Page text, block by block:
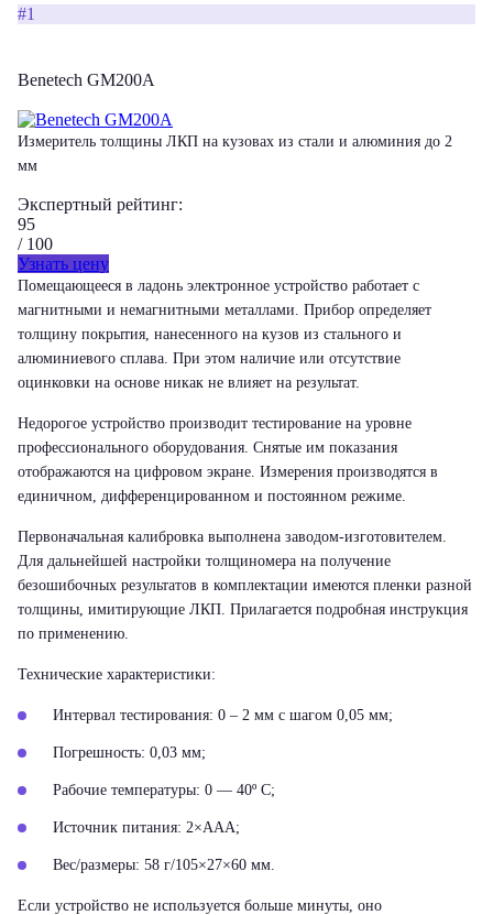
#1
Benetech GM200A
Измеритель толщины ЛКП на кузовах из стали и алюминия до 2
мм
Экспертный рейтинг:
95
/ 100
Узнать цену
Помещающееся в ладонь электронное устройство работает с
магнитными и немагнитными металлами. Прибор определяет
толщину покрытия, нанесенного на кузов из стального и
алюминиевого сплава. При этом наличие или отсутствие
оцинковки на основе никак не влияет на результат.
Недорогое устройство производит тестирование на уровне
профессионального оборудования. Снятые им показания
отображаются на цифровом экране. Измерения производятся в
единичном, дифференцированном и постоянном режиме.
Первоначальная калибровка выполнена заводом-изготовителем.
Для дальнейшей настройки толщиномера на получение
безошибочных результатов в комплектации имеются пленки разной
толщины, имитирующие ЛКП. Прилагается подробная инструкция
по применению.
Технические характеристики:
Интервал тестирования: 0 – 2 мм с шагом 0,05 мм;
Погрешность: 0,03 мм;
Рабочие температуры: 0 — 40º С;
Источник питания: 2×ААА;
Вес/размеры: 58 г/105×27×60 мм.
Если устройство не используется больше минуты, оно